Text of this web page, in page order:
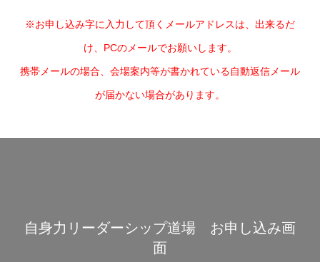
※お申し込み字に入力して頂くメールアドレスは、出来るだ
け、PCのメールでお願いします。
携帯メールの場合、会場案内等が書かれている自動返信メール
が届かない場合があります。
自身力リーダーシップ道場 お申し込み画
面